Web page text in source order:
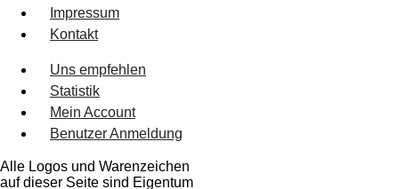
Impressum
Kontakt
Uns empfehlen
Statistik
Mein Account
Benutzer Anmeldung
Alle Logos und Warenzeichen
auf dieser Seite sind Eigentum